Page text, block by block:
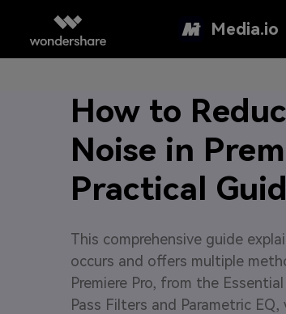
Media.io
How to
Noise in
Practical
This comprehensive guide
occurs and offers multiple
Premiere Pro, from the
Pass Filters and Parametric